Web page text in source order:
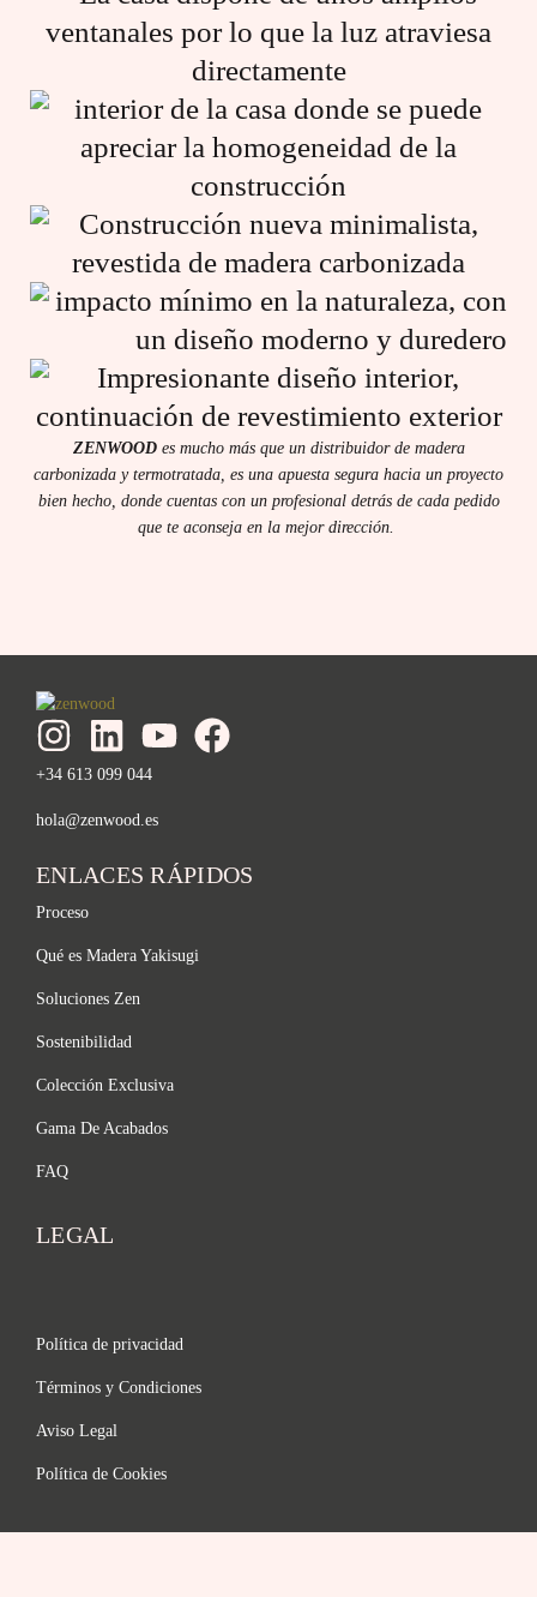
ZENWOODes mucho más que un distribuidor de madera
carbonizada y termotratada, es una apuesta segura hacia un proyecto
bien hecho, donde cuentas con un profesional detrás de cada pedido
que te aconseja en la mejor dirección.
+34 613 099 044
hola@zenwood.es
ENLACES RÁPIDOS
Proceso
Qué es Madera Yakisugi
Soluciones Zen
Sostenibilidad
Colección Exclusiva
Gama De Acabados
FAQ
LEGAL
Política de privacidad
Términos y Condiciones
Aviso Legal
Política de Cookies